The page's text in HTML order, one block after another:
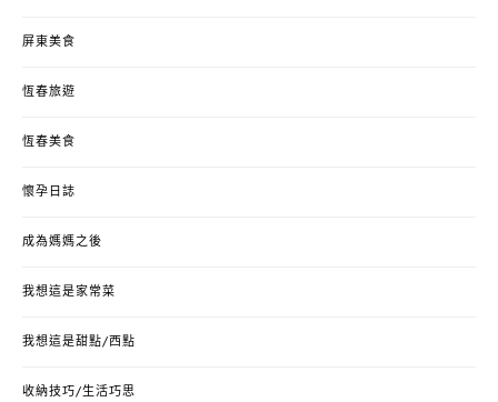
屏東美食
恆春旅遊
恆春美食
懷孕日誌
成為媽媽之後
我想這是家常菜
我想這是甜點/西點
收納技巧/生活巧思